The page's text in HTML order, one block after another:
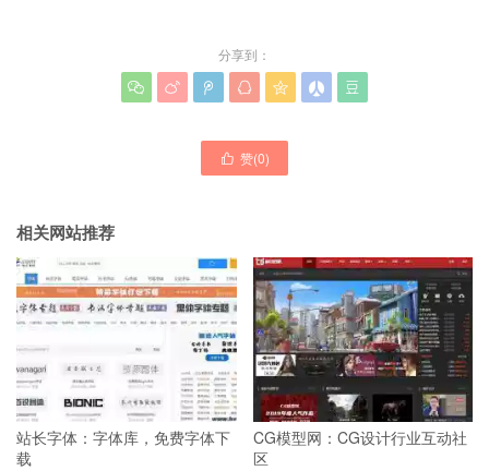
分享到：
      
 赞(0)
相关网站推荐
站长字体：字体库，免费字体下
载
CG模型网：CG设计行业互动社
区